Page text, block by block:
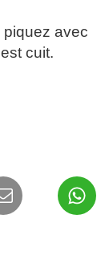
piquez avec
cuit.